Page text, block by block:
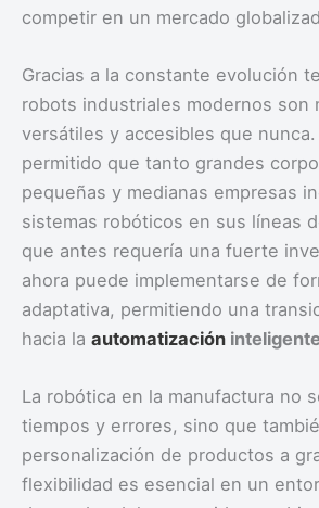
competir en un mercado
Gracias a la constante evolución
robots industriales modernos son
versátiles y accesibles que nunca.
permitido que tanto grandes
pequeñas y medianas empresas
sistemas robóticos en sus líneas
que antes requería una fuerte
ahora puede implementarse de
adaptativa, permitiendo una
hacia la automatización inteligente
La robótica en la manufactura no
tiempos y errores, sino que
personalización de productos a
flexibilidad es esencial en un